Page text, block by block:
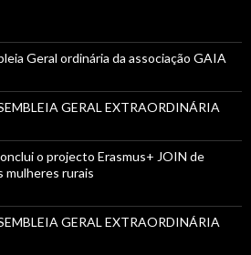
Geral ordinária da associação GAIA
GERAL EXTRAORDINÁRIA
o projecto Erasmus+ JOIN de
mulheres rurais
GERAL EXTRAORDINÁRIA